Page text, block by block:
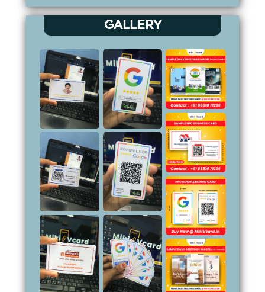
GALLERY